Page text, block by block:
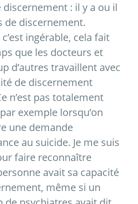
discernement : il y a ou il
de discernement.
ingérable, cela fait
que les docteurs et
d’autres travaillent avec
de discernement
n’est pas totalement
exemple lorsqu’on
une demande
au suicide. Je me suis
faire reconnaître
avait sa capacité
même si un